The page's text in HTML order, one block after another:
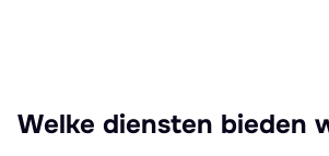
Welke diensten bieden